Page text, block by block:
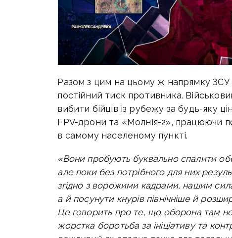
Разом з цим на цьому ж напрямку ЗСУ
постійний тиск противника.
вибити бійців із рубежу за будь-яку
FPV-дрони та «Молнія-2», працюючи
в самому населеному пункті.
«Вони пробують буквально спалити
але поки без потрібного для них
згідно з ворожими кадрами, нашим
а й посунути кнурів північніше й
Це говорить про те, що оборона там
жорстка боротьба за ініціативу та